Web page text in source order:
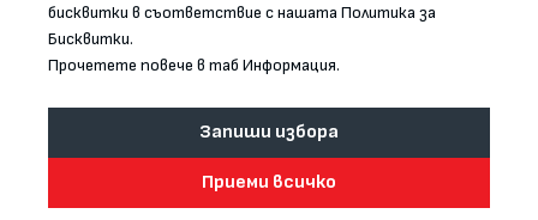
TESCOMA е италианска марка кухненски ножове и
аксесоари.
останалата част на света.
Ножовете от марката са подходящи за начинаещи
любители на кулинарията или домакинства, които искат
бюджетен клас качествени ножове.
бисквитки в съответствие с нашата Политика за
Бисквитки.
Прочетете повече в таб Информация.
Запиши избора
Приеми всичко